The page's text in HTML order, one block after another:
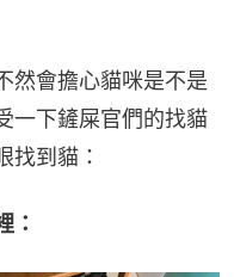
然會擔心貓咪是不是
一下鏟屎官們的找貓
找到貓：
：